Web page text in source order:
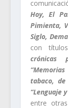
Hoy, El
Pimienta,
Siglo,
con
crónicas
tabaco,
“Lenguaje
entre